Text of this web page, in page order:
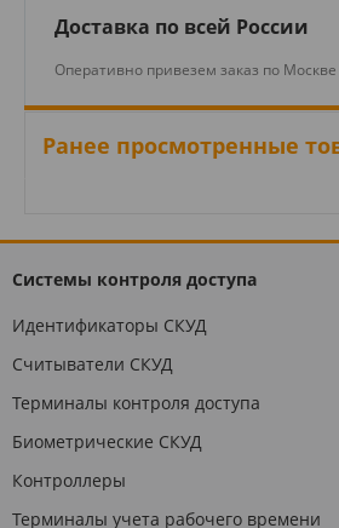
Доставка по всей России
Оперативно привезем заказ по
Ранее просмотренные
Системы контроля доступа
Идентификаторы СКУД
Считыватели СКУД
Терминалы контроля доступа
Биометрические СКУД
Контроллеры
Терминалы учета рабочего времени